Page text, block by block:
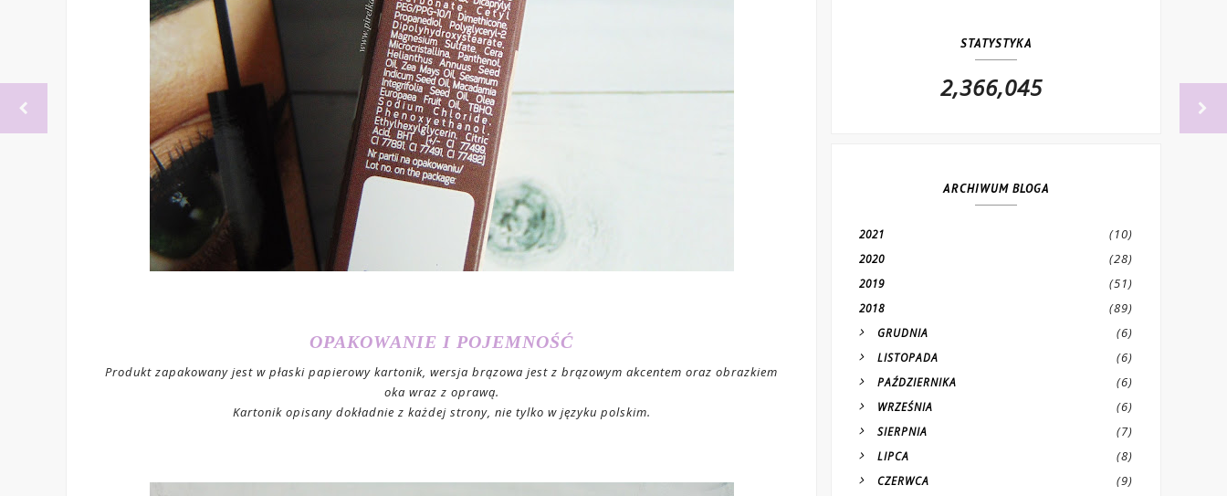
OPAKOWANIE I POJEMNOŚĆ
Produkt zapakowany jest w płaski papierowy kartonik, wersja brązowa jest z brązowym akcentem oraz obrazkiem
oka wraz z oprawą.
Kartonik opisany dokładnie z każdej strony, nie tylko w języku polskim.
STATYSTYKA
2,366,045
ARCHIWUM BLOGA
2021 (10)
2020 (28)
2019 (51)
2018 (89)
GRUDNIA (6)
LISTOPADA (6)
PAŹDZIERNIKA (6)
WRZEŚNIA (6)
SIERPNIA (7)
LIPCA (8)
CZERWCA (9)